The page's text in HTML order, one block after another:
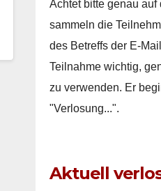
Achtet bitte genau
sammeln die
des Betreffs der E-
Teilnahme wichtig,
zu verwenden. Er
"Verlosung...".
Aktuell